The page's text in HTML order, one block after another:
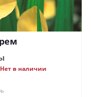
Нет в наличии